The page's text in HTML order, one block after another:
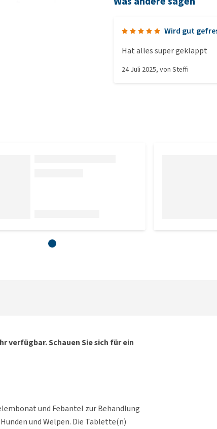
Wird gut
Hat alles super geklappt
24 Juli 2025, vonSteffi
verfügbar. Schauen Sie sich für ein
und Febantel zur Behandlung
und Welpen. Die Tablette(n)